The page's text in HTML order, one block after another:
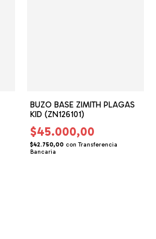
BUZO BASE ZIMITH PLAGAS
KID (ZN126101)
$45.000,00
$42.750,00 con Transferencia
Bancaria